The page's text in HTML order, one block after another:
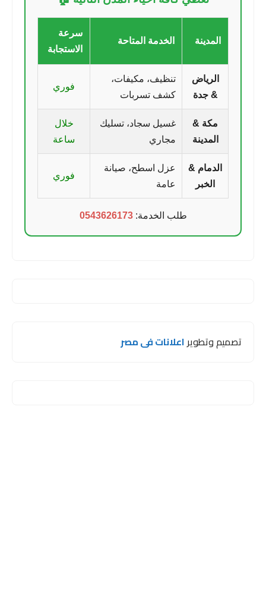
المدينة الخدمة المتاحة
سرعة
الاستجابة
الرياض
& جدة
تنظيف، مكيفات،
كشف تسربات
فوري
مكة &
المدينة
غسيل سجاد، تسليك
مجاري
خلال
ساعة
الدمام &
الخبر
عزل اسطح، صيانة
عامة
فوري
طلب الخدمة:0543626173
تصميم وتطويراعلانات فى مصر